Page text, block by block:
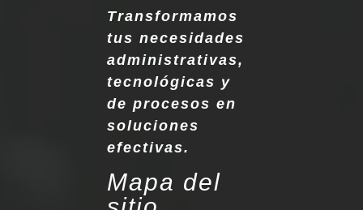
Transformamos
tus necesidades
administrativas,
tecnológicas y
de procesos en
soluciones
efectivas.
Mapa del